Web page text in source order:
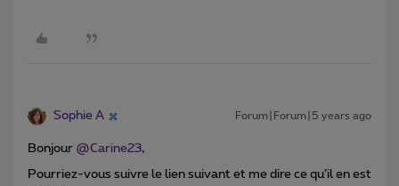
Sophie A Forum|Forum|5 years ago
Bonjour @Carine23,
Pourriez-vous suivre le lien suivant et me dire ce qu’il en est